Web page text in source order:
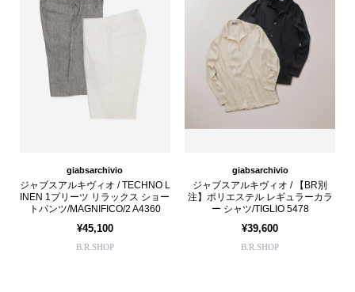
giabsarchivio
ジャブスアルキヴィオ / TECHNO L
INEN 1プリーツ リラックス ショー
トパンツ/MAGNIFICO/2 A4360
¥45,100
B.R.SHOP
giabsarchivio
ジャブスアルキヴィオ / 【BR別
注】ポリエステル レギュラーカラ
ー シャツ/TIGLIO 5478
¥39,600
B.R.SHOP